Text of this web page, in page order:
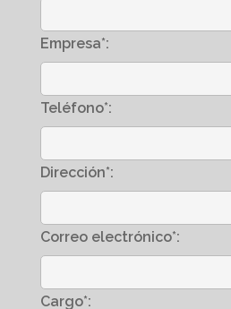
Empresa*:
Teléfono*:
Dirección*:
Correo electrónico*:
Cargo*: